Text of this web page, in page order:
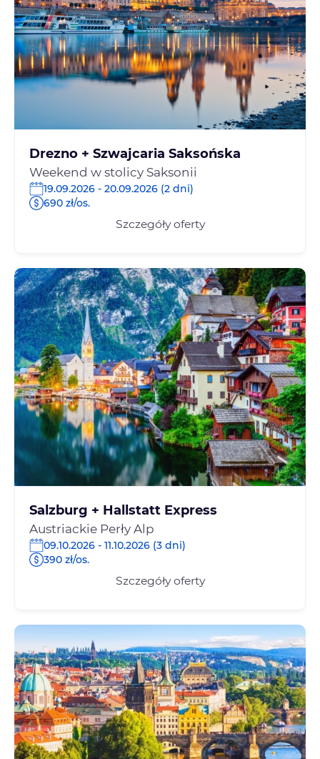
Drezno + Szwajcaria Saksońska
Weekend w stolicy Saksonii
19.09.2026 - 20.09.2026 (2 dni)
690 zł/os.
Szczegóły oferty
Salzburg + Hallstatt Express
Austriackie Perły Alp
09.10.2026 - 11.10.2026 (3 dni)
390 zł/os.
Szczegóły oferty